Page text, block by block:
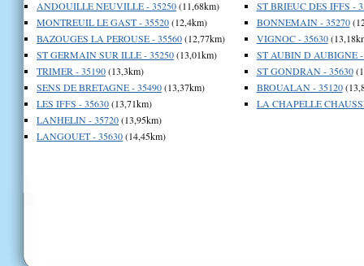
ANDOUILLE NEUVILLE - 35250(11,68km)
MONTREUIL LE GAST - 35520(12,4km)
BAZOUGES LA PEROUSE - 35560(12,77km)
ST GERMAIN SUR ILLE - 35250(13,01km)
TRIMER - 35190(13,3km)
SENS DE BRETAGNE - 35490(13,37km)
LES IFFS - 35630(13,71km)
LANHELIN - 35720(13,95km)
LANGOUET - 35630(14,45km)
ST BRIEUC DES IFFS -
BONNEMAIN - 35270
VIGNOC - 35630
ST AUBIN D AUBIGNE -
ST GONDRAN - 35630
BROUALAN - 35120
LA CHAPELLE